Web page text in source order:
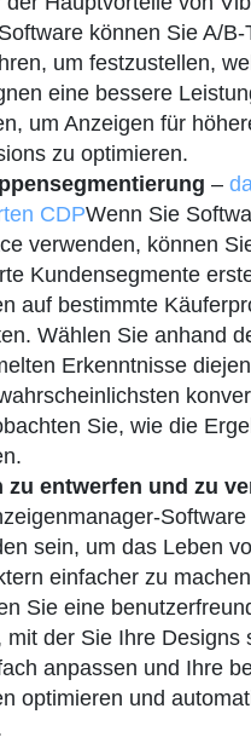
können Sie A/B-
um festzustellen,
eine bessere
um Anzeigen für
zu optimieren.
–
CDPWenn Sie
verwenden, können
Kundensegmente
auf bestimmte
Wählen Sie anhand
Erkenntnisse
Sie, wie die
zu entwerfen und zu
sein, um das Leben
einfacher zu
Sie eine
mit der Sie Ihre Designs
anpassen und Ihre
optimieren und